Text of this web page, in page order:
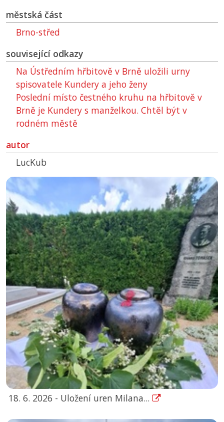
městská část
Brno-střed
související odkazy
Na Ústředním hřbitově v Brně uložili urny
spisovatele Kundery a jeho ženy
Poslední místo čestného kruhu na hřbitově v
Brně je Kundery s manželkou. Chtěl být v
rodném městě
autor
LucKub
18. 6. 2026 - Uložení uren Milana...